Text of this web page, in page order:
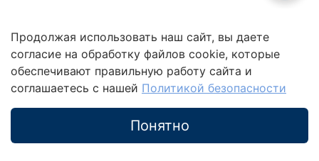
Клиентам
Это интересно
Продолжая использовать наш сайт, вы даете
согласие на обработку файлов cookie, которые
обеспечивают правильную работу сайта и
соглашаетесь с нашей Политикой безопасности
Понятно
обработки